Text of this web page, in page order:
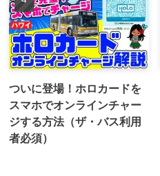
ついに登場！ホロカードを
スマホでオンラインチャー
ジする方法（ザ・バス利用
者必須）